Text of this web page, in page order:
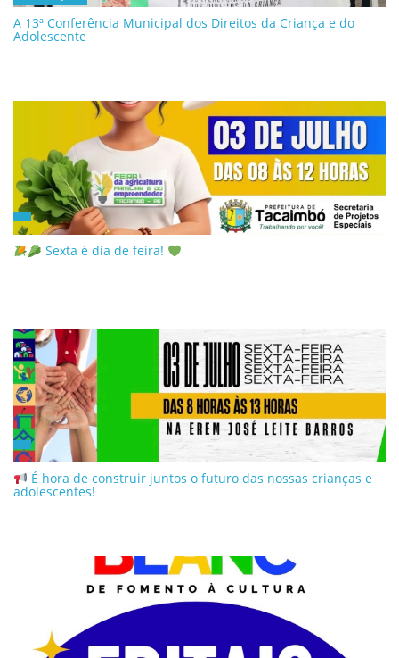
A 13ª Conferência Municipal dos Direitos da Criança e do
Adolescente
Sexta é dia de feira!
É hora de construir juntos o futuro das nossas crianças e
adolescentes!